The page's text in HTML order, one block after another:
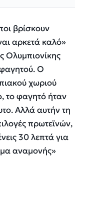
βρίσκουν
αρκετά καλό»
Ολυμπιονίκης
φαγητού. Ο
χωριού
το φαγητό ήταν
Αλλά αυτήν τη
πρωτεϊνών,
30 λεπτά για
αναμονής»